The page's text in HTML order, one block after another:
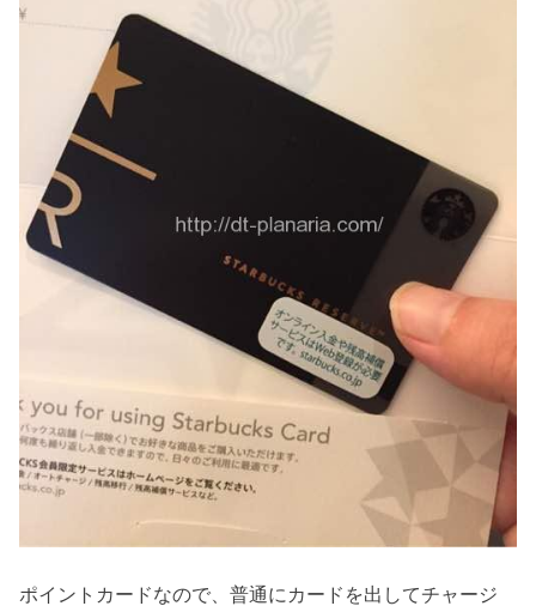
ポイントカードなので、普通にカードを出してチャージ